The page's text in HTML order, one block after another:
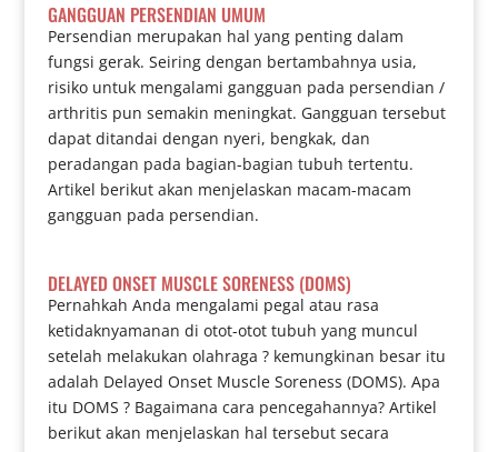
GANGGUAN PERSENDIAN UMUM
Persendian merupakan hal yang penting dalam
fungsi gerak. Seiring dengan bertambahnya usia,
risiko untuk mengalami gangguan pada persendian /
arthritis pun semakin meningkat. Gangguan tersebut
dapat ditandai dengan nyeri, bengkak, dan
peradangan pada bagian-bagian tubuh tertentu.
Artikel berikut akan menjelaskan macam-macam
gangguan pada persendian.
DELAYED ONSET MUSCLE SORENESS (DOMS)
Pernahkah Anda mengalami pegal atau rasa
ketidaknyamanan di otot-otot tubuh yang muncul
setelah melakukan olahraga ? kemungkinan besar itu
adalah Delayed Onset Muscle Soreness (DOMS). Apa
itu DOMS ? Bagaimana cara pencegahannya? Artikel
berikut akan menjelaskan hal tersebut secara